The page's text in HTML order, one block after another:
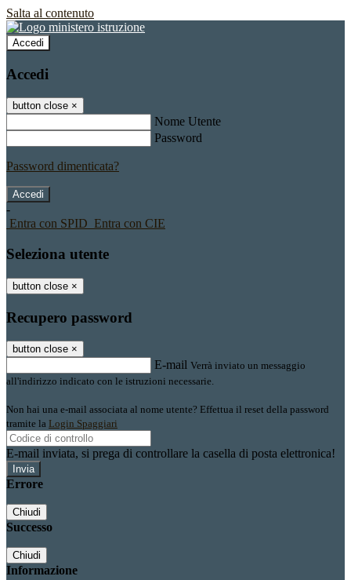
Salta al contenuto
Accedi
Accedi
button close ×
Nome Utente
Password
Password dimenticata?
-
Entra con SPID Entra con CIE
Seleziona utente
button close ×
Recupero password
button close ×
E-mail Verrà inviato un messaggio
all'indirizzo indicato con le istruzioni necessarie.
Non hai una e-mail associata al nome utente? Effettua il reset della password
tramite la Login Spaggiari
E-mail inviata, si prega di controllare la casella di posta elettronica!
Errore
Chiudi
Successo
Chiudi
Informazione